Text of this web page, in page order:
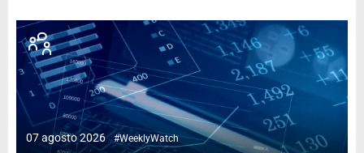
07 agosto 2026 #WeeklyWatch